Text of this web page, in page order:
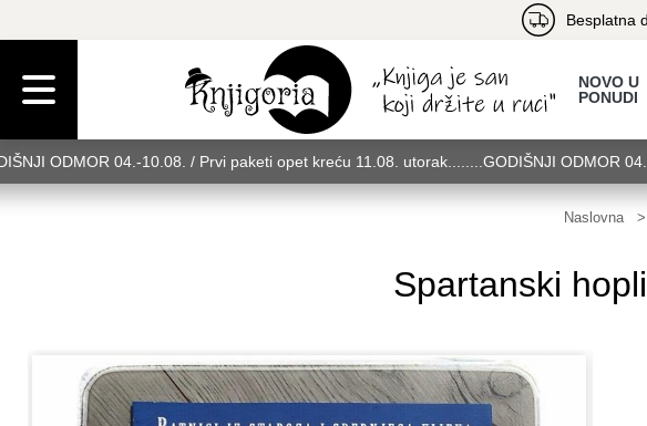
Besplatna
NOVO U
PONUDI
ODMOR 04.-10.08. / Prvi paketi opet kreću 11.08. utorak........GODIŠNJI ODMOR
ODMOR 04.-10.08. / Prvi paketi opet kreću 11.08.
utorak........GODIŠNJI ODMOR 04.-10.08. / Prvi paketi opet kreću 11.08.
Naslovna
Spartanski